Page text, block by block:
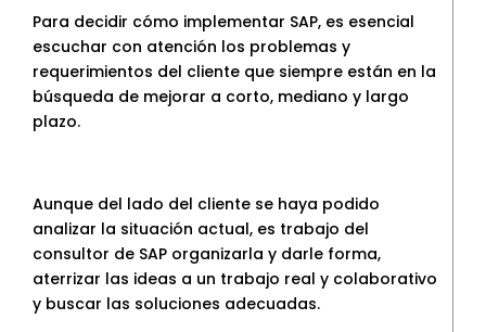
Para decidir cómo implementar SAP, es esencial
escuchar con atención los problemas y
requerimientos del cliente que siempre están en la
búsqueda de mejorar a corto, mediano y largo
plazo.
Aunque del lado del cliente se haya podido
analizar la situación actual, es trabajo del
consultor de SAP organizarla y darle forma,
aterrizar las ideas a un trabajo real y colaborativo
y buscar las soluciones adecuadas.